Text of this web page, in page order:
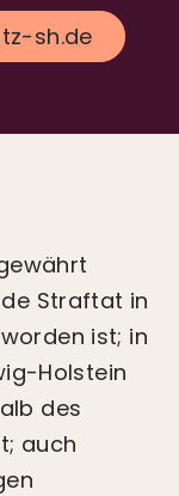
sh.de
Straftat in
ist; in
Holstein
des
auch